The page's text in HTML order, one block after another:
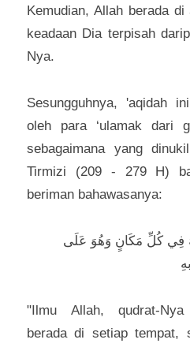
Kemudian, Allah berada
keadaan Dia terpisah
Nya.
Sesungguhnya, 'aqidah
oleh para ‘ulamak dari
sebagaimana yang
Tirmizi (209 - 279 H)
beriman bahawasanya:
"Ilmu Allah, qudrat-
berada di setiap tempat,